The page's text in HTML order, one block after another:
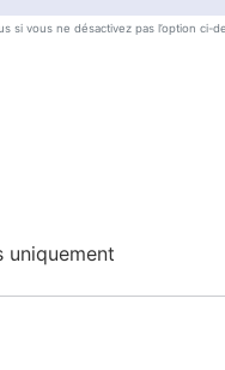
vous ne désactivez pas l’option ci-
uniquement